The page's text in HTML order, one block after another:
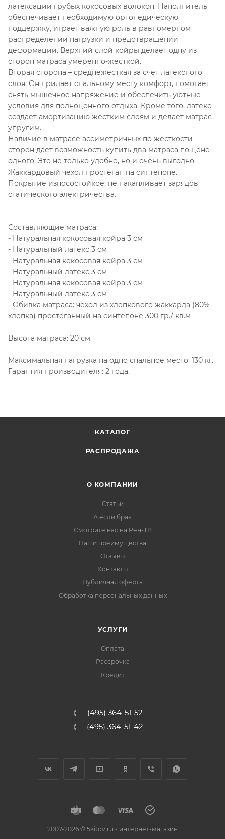
латексации грубых кокосовых волокон. Наполнитель
обеспечивает необходимую ортопедическую
поддержку, играет важную роль в равномерном
распределении нагрузки и предотвращении
деформации. Верхний слой койры делает одну из
сторон матраса умеренно-жесткой.
Вторая сторона – среднежесткая за счет латексного
слоя. Он придает спальному месту комфорт, помогает
снять мышечное напряжение и обеспечить уютные
условия для полноценного отдыха. Кроме того, латекс
создает амортизацию жестким слоям и делает матрас
упругим.
Наличие в матрасе ассиметричных по жесткости
сторон дает возможность купить два матраса по цене
одного. Это не только удобно, но и очень выгодно.
Жаккардовый чехол простеган на синтепоне.
Покрытие износостойкое, не накапливает зарядов
статического электричества.
Составляющие матраса:
- Натуральная кокосовая койра 3 см
- Натуральный латекс 3 см
- Натуральная кокосовая койра 3 см
- Натуральный латекс 3 см
- Натуральная кокосовая койра 3 см
- Натуральный латекс 3 см
- Обивка матраса: чехол из хлопкового жаккарда (80%
хлопка) простеганный на синтепоне 300 гр./ кв.м
Высота матраса: 20 см
Максимальная нагрузка на одно спальное место: 130 кг.
Гарантия производителя: 2 года.
КАТАЛОГ
РАСПРОДАЖА
О КОМПАНИИ
Статьи
А если брак
Смотрите нас на Рен-ТВ
Наши преимущества
Отзывы
Контакты
Публичная оферта
Обработка персональных данных
УСЛУГИ
Оплата
Рассрочка
Кредит
(495) 364-51-52
(495) 364-51-42
2007-2026 © 5kitov.ru - интернет-магазин